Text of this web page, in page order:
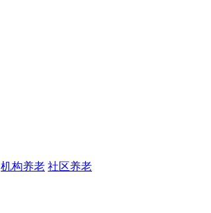
机构养老 社区养老